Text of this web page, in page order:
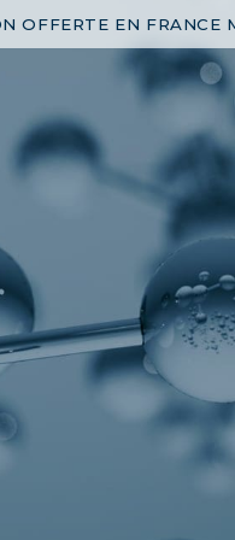
OFFERTE EN FRANCE